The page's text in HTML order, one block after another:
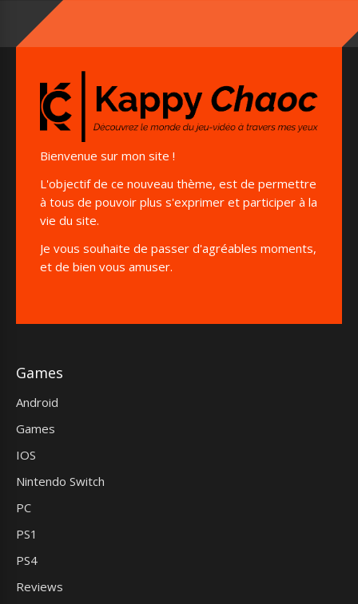
Bienvenue sur mon site !
L'objectif de ce nouveau thème, est de permettre
à tous de pouvoir plus s'exprimer et participer à la
vie du site.
Je vous souhaite de passer d'agréables moments,
et de bien vous amuser.
Games
Android
Games
IOS
Nintendo Switch
PC
PS1
PS4
Reviews